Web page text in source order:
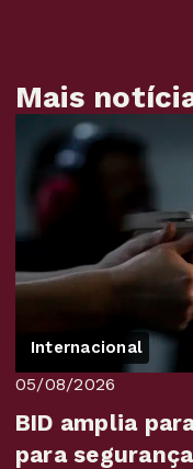
Mais
Internacional
05/08/2026
BID amplia
para